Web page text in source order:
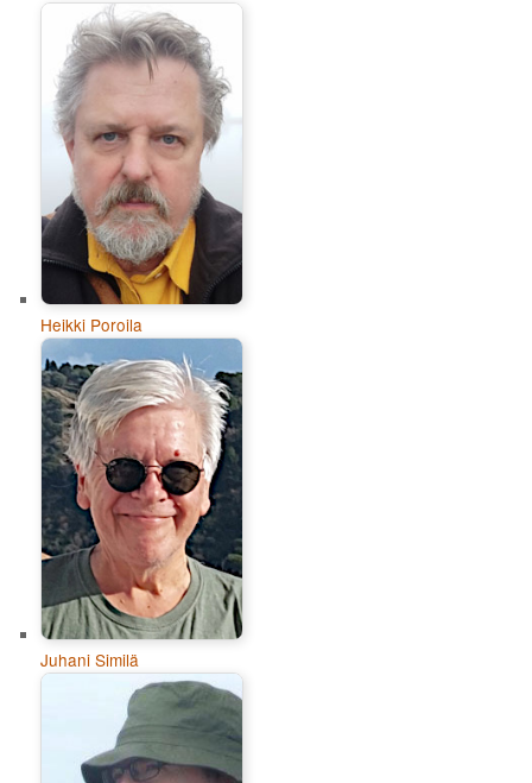
Heikki Poroila
Juhani Similä